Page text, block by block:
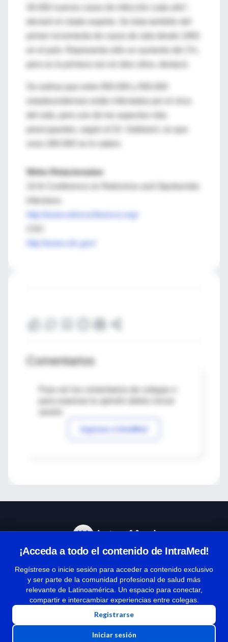
del sida, pero uno de los aspectos más
preocupantes, según el Dr. Valdiserri, es que
Webs Relacionadas
http://www.cdc.gov/
Comentarios
Para ver los comentarios de colegas o
Ingresar a IntraMed
¡Acceda a todo el contenido de IntraMed!
Regístrese o inicie sesión para acceder a contenido exclusivo
y ser parte de la comunidad profesional de salud más
relevante de Latinoamérica. Un espacio para conectar,
compartir e intercambiar experiencias entre colegas.
Registrarse
Iniciar sesión
Términos y condiciones
| Políticas de privacidad
| Todos los derechos reservados | Copyright 1997-2026